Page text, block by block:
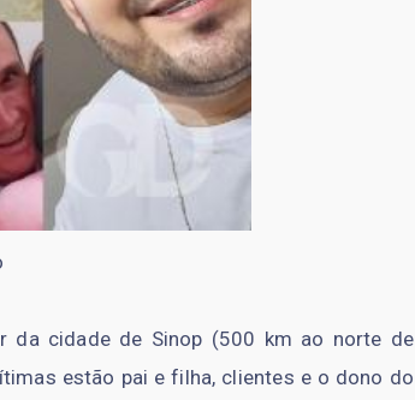
da cidade de Sinop (500 km ao norte de
estão pai e filha, clientes e o dono do